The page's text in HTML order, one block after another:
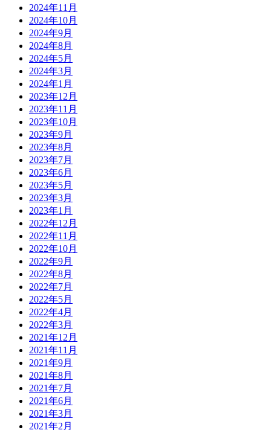
2024年11月
2024年10月
2024年9月
2024年8月
2024年5月
2024年3月
2024年1月
2023年12月
2023年11月
2023年10月
2023年9月
2023年8月
2023年7月
2023年6月
2023年5月
2023年3月
2023年1月
2022年12月
2022年11月
2022年10月
2022年9月
2022年8月
2022年7月
2022年5月
2022年4月
2022年3月
2021年12月
2021年11月
2021年9月
2021年8月
2021年7月
2021年6月
2021年3月
2021年2月